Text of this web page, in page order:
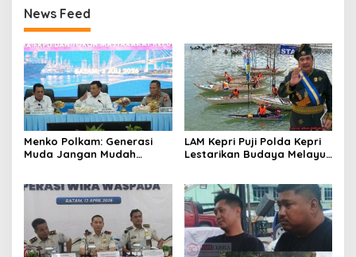
News Feed
Menko Polkam: Generasi
Muda Jangan Mudah
LAM Kepri Puji Polda Kepri
Lestarikan Budaya Melayu
Bhayangkara ke 80